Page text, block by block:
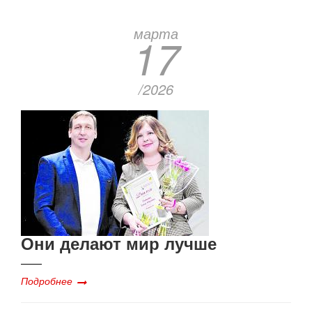
марта
17
/2026
Они делают мир лучше
Подробнее